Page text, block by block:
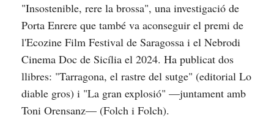
"Insostenible, rere la brossa", una investigació de
Porta Enrere que també va aconseguir el premi de
l'Ecozine Film Festival de Saragossa i el Nebrodi
Cinema Doc de Sicília el 2024. Ha publicat dos
llibres: "Tarragona, el rastre del sutge" (editorial Lo
diable gros) i "La gran explosió" —juntament amb
Toni Orensanz— (Folch i Folch).